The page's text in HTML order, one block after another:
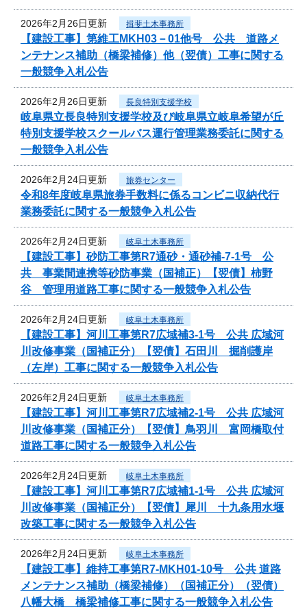
2026年2月26日更新 揖斐土木事務所
【建設工事】第維工MKH03－01他号 公共 道路メ
ンテナンス補助（橋梁補修）他（翌債）工事に関する
一般競争入札公告
2026年2月26日更新 長良特別支援学校
岐阜県立長良特別支援学校及び岐阜県立岐阜希望が丘
特別支援学校スクールバス運行管理業務委託に関する
一般競争入札公告
2026年2月24日更新 旅券センター
令和8年度岐阜県旅券手数料に係るコンビニ収納代行
業務委託に関する一般競争入札公告
2026年2月24日更新 岐阜土木事務所
【建設工事】砂防工事第R7通砂・通砂補-7-1号 公
共 事業間連携等砂防事業（国補正）【翌債】柿野
谷 管理用道路工事に関する一般競争入札公告
2026年2月24日更新 岐阜土木事務所
【建設工事】河川工事第R7広域補3-1号 公共 広域河
川改修事業（国補正分）【翌債】石田川 掘削護岸
（左岸）工事に関する一般競争入札公告
2026年2月24日更新 岐阜土木事務所
【建設工事】河川工事第R7広域補2-1号 公共 広域河
川改修事業（国補正分）【翌債】鳥羽川 富岡橋取付
道路工事に関する一般競争入札公告
2026年2月24日更新 岐阜土木事務所
【建設工事】河川工事第R7広域補1-1号 公共 広域河
川改修事業（国補正分）【翌債】犀川 十九条用水堰
改築工事に関する一般競争入札公告
2026年2月24日更新 岐阜土木事務所
【建設工事】維持工事第R7-MKH01-10号 公共 道路
メンテナンス補助（橋梁補修）（国補正分）（翌債）
八幡大橋 橋梁補修工事に関する一般競争入札公告